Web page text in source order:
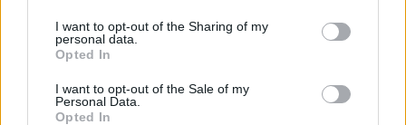
not limited to your visit or usage behaviour. You may click to
grant or deny consent to Google and its third-party tags to
use your data for below specified purposes in below Google
consent section.
I want to opt-out of the Sharing of my
personal data.
Opted In
I want to opt-out of the Sale of my
Personal Data.
Opted In
ΟΙΚΟΝΟΜΊΑ